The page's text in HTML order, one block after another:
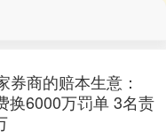
券商的赔本生意：
换6000万罚单 3名责